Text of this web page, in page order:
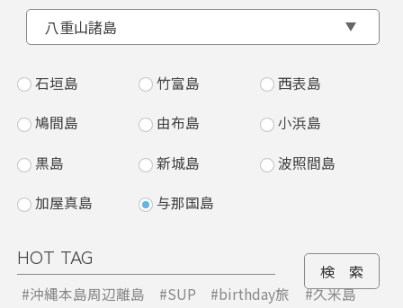
八重山諸島
石垣島 竹富島
西表島
鳩間島
由布島
小浜島
黒島
新城島
波照間島
加屋真島
与那国島
来間島
下地島
伊江島
津堅島
HOT TAG
#沖縄本島周辺離島 #SUP #birthday旅
#久米島